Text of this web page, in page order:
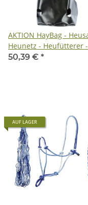
AKTION HayBag -
Heunetz - Heufütterer -
Pferde/Schafe/Ziegen -
50,39 € *
AUF LAGER